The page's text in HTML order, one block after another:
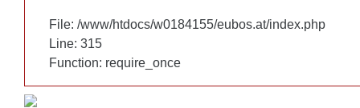
File: /www/htdocs/w0184155/eubos.at/index.php
Line: 315
Function: require_once
File: /www/htdocs/w0184155/eubos.at/index.php
Line: 315
Function: require_once